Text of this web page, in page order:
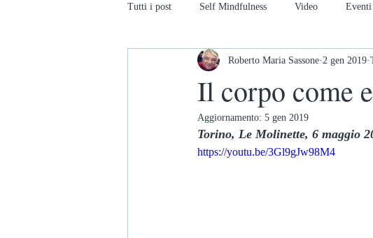
Tutti i post Self Mindfulness Video
Il corpo come
Roberto Maria Sassone 2 gen 2019
Aggiornamento: 5 gen 2019
Torino, Le Molinette, 6 maggio
https://youtu.be/3Gl9gJw98M4